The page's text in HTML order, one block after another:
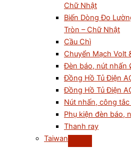
Chữ Nhật
Biến Dòng Đo
Tròn – Chữ Nhật
Cầu Chì
Chuyển Mạch Volt
Đèn báo, nút nhấn
Đồng Hồ Tủ Điện
Đồng Hồ Tủ Điện
Nút nhấn, công
Phụ kiện đèn báo,
Thanh ray
Taiwan